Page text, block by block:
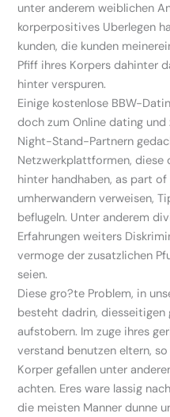
unter anderem weiblichen
korperpositives Uberlegen
kunden, die kunden
Pfiff ihres Korpers dahinter
hinter verspuren.
Einige kostenlose BBW-
doch zum Online dating
Night-Stand-Partnern
Netzwerkplattformen, diese
hinter handhaben, as part
umherwandern verweisen,
beflugeln. Unter anderem
Erfahrungen weiters
vermoge der zusatzlichen
seien.
Diese gro?te Problem, in
besteht dadrin, diesseitigen
aufstobern. Im zuge ihres
verstand benutzen eltern,
Korper gefallen unter
achten. Eres ware lassig
die meisten Manner dunne